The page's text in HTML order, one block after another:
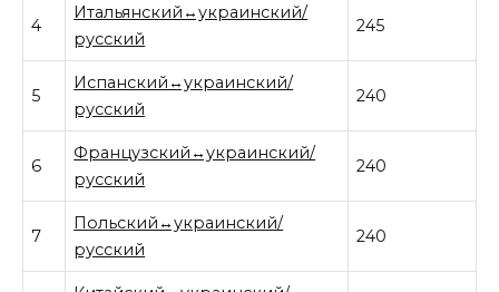
4
Итальянский↔украинский/
русский
245
5
Испанский↔украинский/
русский
240
6
Французский↔украинский/
русский
240
7
Польский↔украинский/
русский
240